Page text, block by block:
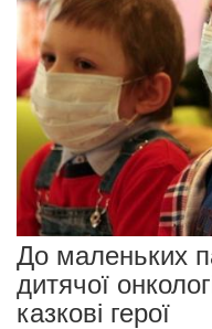
До маленьких
дитячої
казкові герої